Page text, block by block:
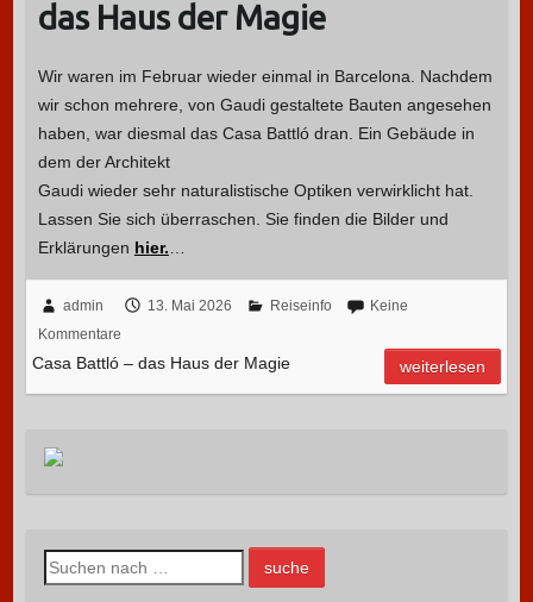
das Haus der Magie
Wir waren im Februar wieder einmal in Barcelona. Nachdem
wir schon mehrere, von Gaudi gestaltete Bauten angesehen
haben, war diesmal das Casa Battló dran. Ein Gebäude in
dem der Architekt
Gaudi wieder sehr naturalistische Optiken verwirklicht hat.
Lassen Sie sich überraschen. Sie finden die Bilder und
Erklärungen hier.
admin 13. Mai 2026 Reiseinfo
Keine
Kommentare
Casa Battló – das Haus der Magie weiterlesen
S
u